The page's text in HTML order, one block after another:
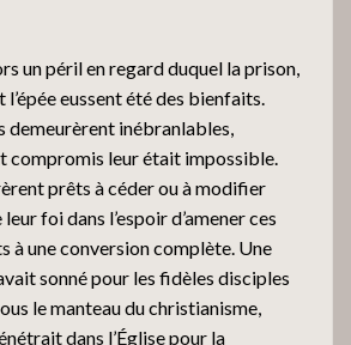
un péril en regard duquel la prison,
eussent été des bienfaits.
demeurèrent inébranlables,
compromis leur était impossible.
prêts à céder ou à modifier
foi dans l’espoir d’amener ces
à une conversion complète. Une
sonné pour les fidèles disciples
le manteau du christianisme,
dans l’Église pour la